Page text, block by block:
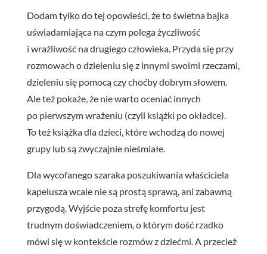
Dodam tylko do tej opowieści, że to świetna bajka
uświadamiająca na czym polega życzliwość
i wrażliwość na drugiego człowieka. Przyda się przy
rozmowach o dzieleniu się z innymi swoimi rzeczami,
dzieleniu się pomocą czy choćby dobrym słowem.
Ale też pokaże, że nie warto oceniać innych
po pierwszym wrażeniu (czyli książki po okładce).
To też książka dla dzieci, które wchodzą do nowej
grupy lub są zwyczajnie nieśmiałe.
Dla wycofanego szaraka poszukiwania właściciela
kapelusza wcale nie są prostą sprawą, ani zabawną
przygodą. Wyjście poza strefę komfortu jest
trudnym doświadczeniem, o którym dość rzadko
mówi się w kontekście rozmów z dziećmi. A przecież